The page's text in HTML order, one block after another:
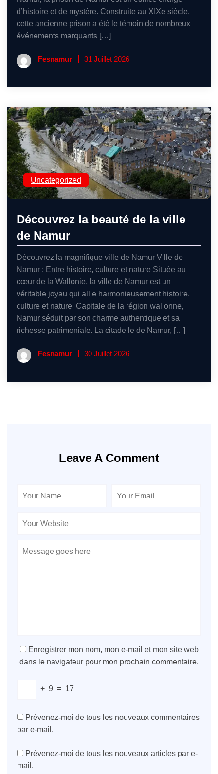
d’histoire et de mystère. Construite au XIXe siècle,
cette ancienne prison a été le témoin de nombreux
événements marquants […]
Fesnamur 31 Juillet 2026
Uncategorized
Découvrez la beauté de la ville
de Namur
Découvrez la magnifique ville de Namur Ville de
Namur : Entre histoire, culture et nature Située au
cœur de la Wallonie, la ville de Namur est un
véritable joyau qui allie harmonieusement histoire,
culture et nature. Capitale de la région wallonne,
Namur séduit par son charme authentique et sa
richesse patrimoniale. La citadelle de Namur, […]
Fesnamur 30 Juillet 2026
Leave A Comment
Enregistrer mon nom, mon e-mail et mon site web
dans le navigateur pour mon prochain commentaire.
+ 9 = 17
Prévenez-moi de tous les nouveaux commentaires
par e-mail.
Prévenez-moi de tous les nouveaux articles par e-
mail.